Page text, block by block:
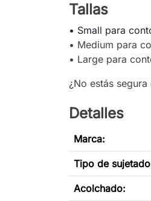
Tallas
• Small para
• Medium para
• Large para
¿No estás
Detalles
Marca:
Tipo de
Acolchado: